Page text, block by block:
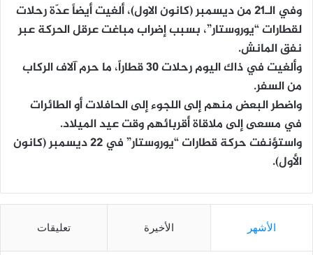
وفي الـ21 من ديسمبر (كانون الاول)، ألغيت أيضاً عدّة رحلات
لقطارات “يوروستار”، بسبب إضراب مباغت عرقل الحركة عبر
نفق المانش.
وألغيت في ذاك اليوم رحلات 30 قطاراً، ما حرم آلاف الركاب
من السفر.
واضطر البعض منهم إلى اللجوء إلى الحافلات أو الطائرات
في مسعى إلى ملاقاة أقربائهم وقت عيد الميلاد.
واستؤنفت حركة قطارات “يوروستار” في 22 ديسمبر (كانون
الأول).
الأشهر الأخيرة تعليقات